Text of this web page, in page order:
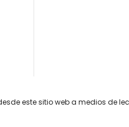
este sitio web a medios de